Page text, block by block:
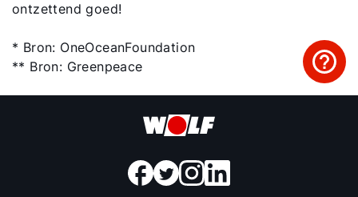
ontzettend goed!
* Bron: OneOceanFoundation
** Bron: Greenpeace